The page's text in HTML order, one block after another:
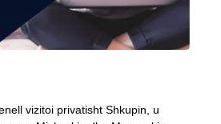
vizitoi privatisht Shkupin, u